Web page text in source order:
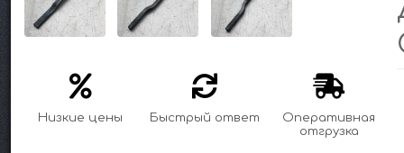
Низкие цены Быстрый ответ
Оперативная
отгрузка